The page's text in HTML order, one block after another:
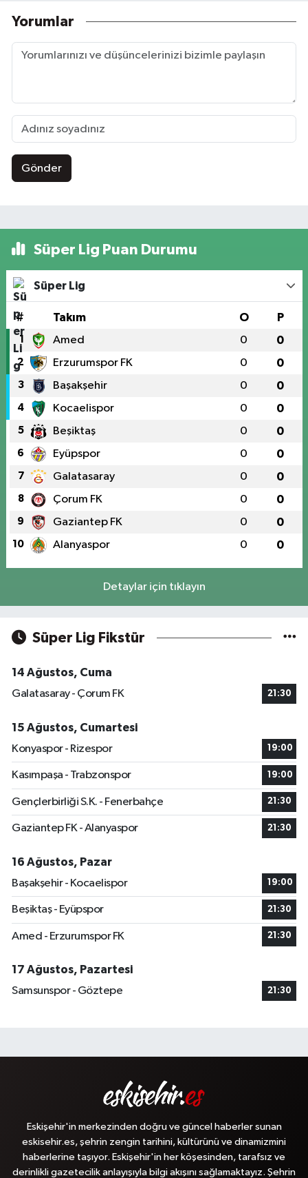
Yorumlar
Gönder
Süper Lig Puan Durumu
Süper Lig
# Takım O P
1 Amed 0 0
2 Erzurumspor FK 0 0
3 Başakşehir 0 0
4 Kocaelispor 0 0
5 Beşiktaş 0 0
6 Eyüpspor 0 0
7 Galatasaray 0 0
8 Çorum FK 0 0
9 Gaziantep FK 0 0
10 Alanyaspor 0 0
Detaylar için tıklayın
Süper Lig Fikstür
14 Ağustos, Cuma
Galatasaray - Çorum FK
21:30
15 Ağustos, Cumartesi
Konyaspor - Rizespor
19:00
Kasımpaşa - Trabzonspor 19:00
Gençlerbirliği S.K. - Fenerbahçe 21:30
Gaziantep FK - Alanyaspor 21:30
16 Ağustos, Pazar
Başakşehir - Kocaelispor
19:00
Beşiktaş - Eyüpspor 21:30
Amed - Erzurumspor FK 21:30
17 Ağustos, Pazartesi
Samsunspor - Göztepe
21:30
Eskişehir'in merkezinden doğru ve güncel haberler sunan
eskisehir.es, şehrin zengin tarihini, kültürünü ve dinamizmini
haberlerine taşıyor. Eskişehir'in her köşesinden, tarafsız ve
derinlikli gazetecilik anlayışıyla bilgi akışını sağlamaktayız. Şehrin